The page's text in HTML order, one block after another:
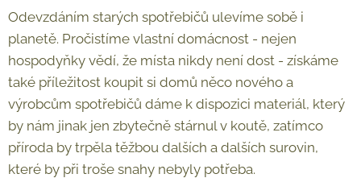
Odevzdáním starých spotřebičů ulevíme sobě i
planetě. Pročistíme vlastní domácnost - nejen
hospodyňky vědí, že místa nikdy není dost - získáme
také příležitost koupit si domů něco nového a
výrobcům spotřebičů dáme k dispozici materiál, který
by nám jinak jen zbytečně stárnul v koutě, zatímco
příroda by trpěla těžbou dalších a dalších surovin,
které by při troše snahy nebyly potřeba.